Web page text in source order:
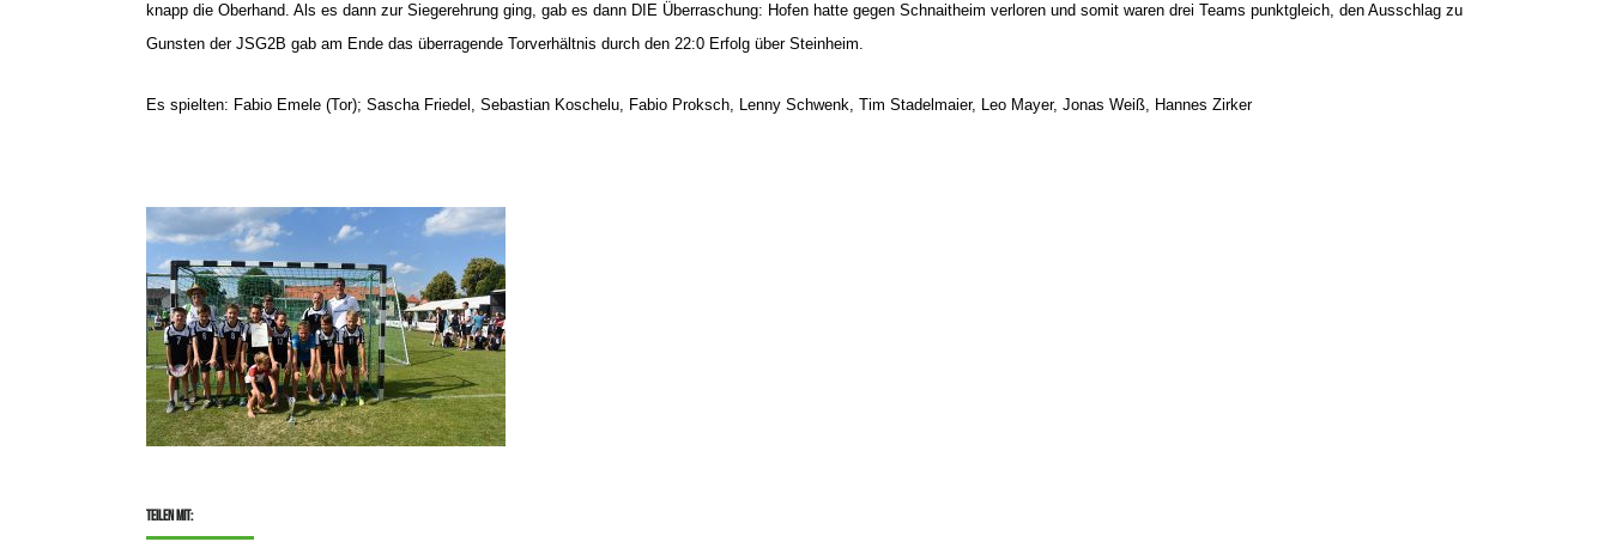
knapp die Oberhand. Als es dann zur Siegerehrung ging, gab es dann DIE Überraschung: Hofen hatte gegen Schnaitheim verloren und somit waren drei Teams punktgleich, den Ausschlag zu
Gunsten der JSG2B gab am Ende das überragende Torverhältnis durch den 22:0 Erfolg über Steinheim.
Es spielten: Fabio Emele (Tor); Sascha Friedel, Sebastian Koschelu, Fabio Proksch, Lenny Schwenk, Tim Stadelmaier, Leo Mayer, Jonas Weiß, Hannes Zirker
Teilen mit: